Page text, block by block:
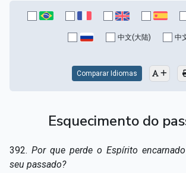
中文(大陆) 中
Comparar Idiomas
Esquecimento do
392. Por que perde o Espírito
seu passado?